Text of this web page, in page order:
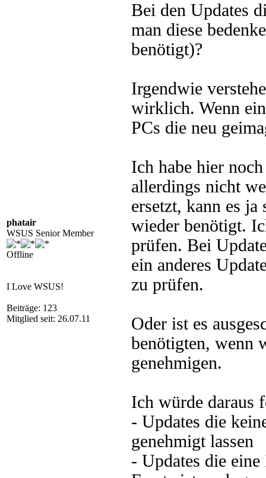
phatair
WSUS Senior Member
Offline
I Love WSUS!
Beiträge: 123
Mitglied seit: 26.07.11
Bei den Updates
man diese
benötigt)?
Irgendwie
wirklich. Wenn
PCs die neu
Ich habe hier
allerdings nicht
ersetzt, kann es ja
wieder benötigt.
prüfen. Bei
ein anderes
zu prüfen.
Oder ist es
benötigten, wenn
genehmigen.
Ich würde daraus
- Updates die
genehmigt lassen
- Updates die